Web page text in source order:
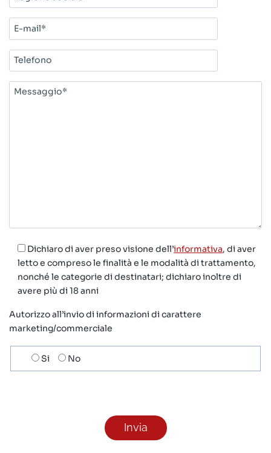
sociale*
E-
mail*
Telefono
Messaggio*
Dichiaro di aver preso visione dell’informativa, di aver
letto e compreso le finalità e le modalità di trattamento,
nonché le categorie di destinatari; dichiaro inoltre di
avere più di 18 anni
Autorizzo all’invio di informazioni di carattere
marketing/commerciale
Scelta
invio
Si No